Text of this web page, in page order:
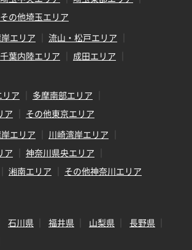
その他埼玉エリア
エリア
流山・松戸エリア
千葉内陸エリア
成田エリア
ア
多摩南部エリア
ア
その他東京エリア
エリア
川崎湾岸エリア
ア
神奈川県央エリア
湘南エリア その他神奈川エリア
石川県 福井県 山梨県
長野県